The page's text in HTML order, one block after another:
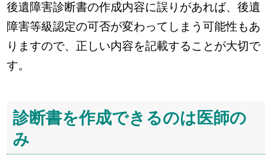
後遺障害診断書の作成内容に誤りがあれば、後遺
障害等級認定の可否が変わってしまう可能性もあ
りますので、正しい内容を記載することが大切で
す。
診断書を作成できるのは医師の
み